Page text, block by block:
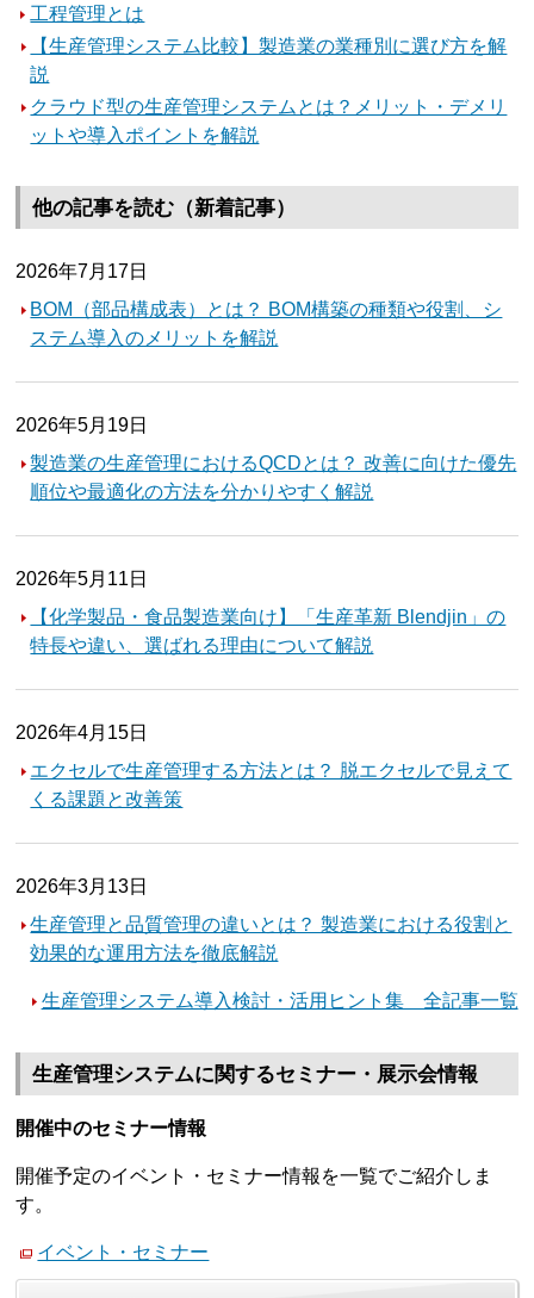
工程管理とは
【生産管理システム比較】製造業の業種別に選び方を解
説
クラウド型の生産管理システムとは？メリット・デメリ
ットや導入ポイントを解説
他の記事を読む（新着記事）
2026年7月17日
BOM（部品構成表）とは？ BOM構築の種類や役割、シ
ステム導入のメリットを解説
2026年5月19日
製造業の生産管理におけるQCDとは？ 改善に向けた優先
順位や最適化の方法を分かりやすく解説
2026年5月11日
【化学製品・食品製造業向け】「生産革新 Blendjin」の
特長や違い、選ばれる理由について解説
2026年4月15日
エクセルで生産管理する方法とは？ 脱エクセルで見えて
くる課題と改善策
2026年3月13日
生産管理と品質管理の違いとは？ 製造業における役割と
効果的な運用方法を徹底解説
生産管理システム導入検討・活用ヒント集 全記事一覧
生産管理システムに関するセミナー・展示会情報
開催中のセミナー情報
開催予定のイベント・セミナー情報を一覧でご紹介しま
す。
イベント・セミナー